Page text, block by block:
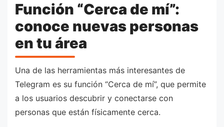
Función “Cerca de mí”:
conoce nuevas personas
en tu área
Una de las herramientas más interesantes de
Telegram es su función “Cerca de mí”, que permite
a los usuarios descubrir y conectarse con
personas que están físicamente cerca.